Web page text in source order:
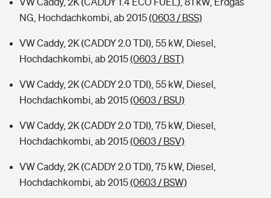
NG, Hochdachkombi, ab 2015(0603 / BSS)
VW Caddy, 2K (CADDY 2.0 TDI), 55 kW, Diesel,
Hochdachkombi, ab 2015(0603 / BST)
VW Caddy, 2K (CADDY 2.0 TDI), 55 kW, Diesel,
Hochdachkombi, ab 2015(0603 / BSU)
VW Caddy, 2K (CADDY 2.0 TDI), 75 kW, Diesel,
Hochdachkombi, ab 2015(0603 / BSV)
VW Caddy, 2K (CADDY 2.0 TDI), 75 kW, Diesel,
Hochdachkombi, ab 2015(0603 / BSW)